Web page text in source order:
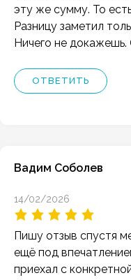
эту же сумму. То
Разницу заметил
Ничего не докажешь.
ОТВЕТИТЬ
Вадим Соболев
14/02/2026
Пишу отзыв спустя
ещё под
приехал с